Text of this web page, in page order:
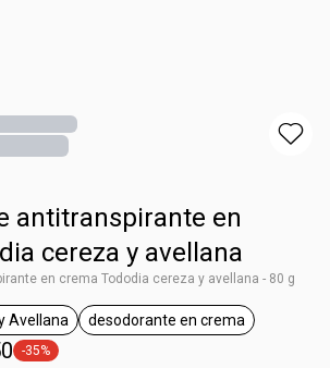
antitranspirante en
cereza y avellana
en crema Tododia cereza y avellana - 80 g
general.tag Cereza y Avellana
Avellana
general.tag
desodorante en crema
general.tag -35%
-35%